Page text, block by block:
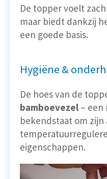
De topper voelt
maar biedt dankzij
een goede basis.
Hygiëne &
De hoes van de
bamboevezel – een
bekendstaat om
eigenschappen.